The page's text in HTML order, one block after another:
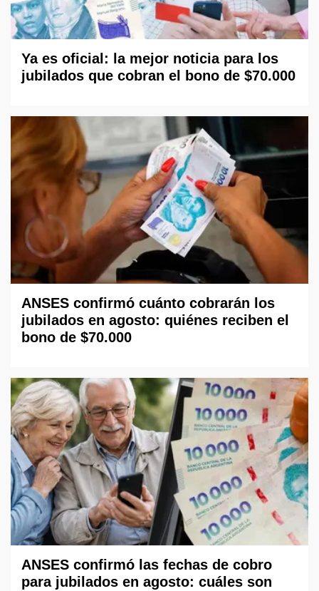
Ya es oficial: la mejor noticia para los
jubilados que cobran el bono de $70.000
ANSES confirmó cuánto cobrarán los
jubilados en agosto: quiénes reciben el
bono de $70.000
ANSES confirmó las fechas de cobro
para jubilados en agosto: cuáles son